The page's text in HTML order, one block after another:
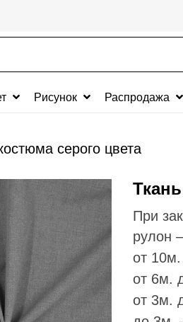
Рисунок Распродажа
серого цвета
При
рулон
от
от 6м.
от 3м.